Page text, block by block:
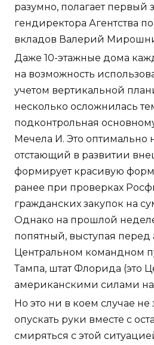
разумно, полагает первый
гендиректора Агентства
вкладов Валерий
Даже 10-этажные дома
на возможность
учетом вертикальной
несколько осложнилась
подконтрольная
Мечела И. Это оптимально
отстающий в развитии
формирует красивую
ранее при проверках
гражданских закупок на
Однако на прошлой
попятный, выступая перед
Центральном командном
Тампа, штат Флорида (это
американскими силами
Но это ни в коем случае не
опускать руки вместе с
смиряться с этой